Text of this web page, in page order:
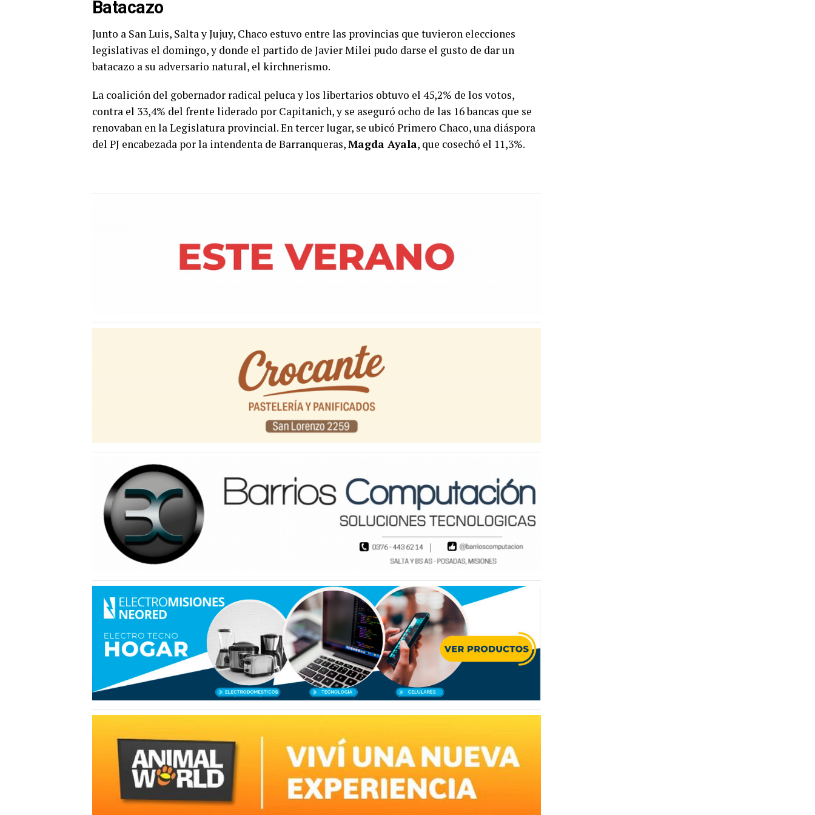
Batacazo
Junto a San Luis, Salta y Jujuy, Chaco estuvo entre las provincias que tuvieron elecciones
legislativas el domingo, y donde el partido de Javier Milei pudo darse el gusto de dar un
batacazo a su adversario natural, el kirchnerismo.
La coalición del gobernador radical peluca y los libertarios obtuvo el 45,2% de los votos,
contra el 33,4% del frente liderado por Capitanich, y se aseguró ocho de las 16 bancas que se
renovaban en la Legislatura provincial. En tercer lugar, se ubicó Primero Chaco, una diáspora
del PJ encabezada por la intendenta de Barranqueras,Magda Ayala, que cosechó el 11,3%.